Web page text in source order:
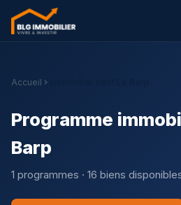
Accueil
Programme
Barp
1 programmes · 16 biens